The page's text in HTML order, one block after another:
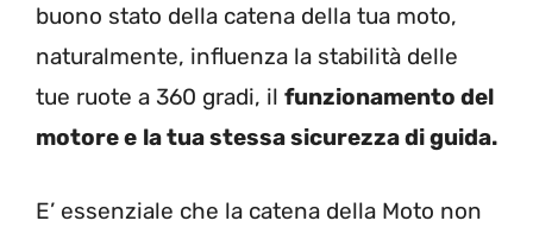
buono stato della catena della tua moto,
naturalmente, influenza la stabilità delle
tue ruote a 360 gradi, il funzionamento del
motore e la tua stessa sicurezza di guida.
E’ essenziale che la catena della Moto non